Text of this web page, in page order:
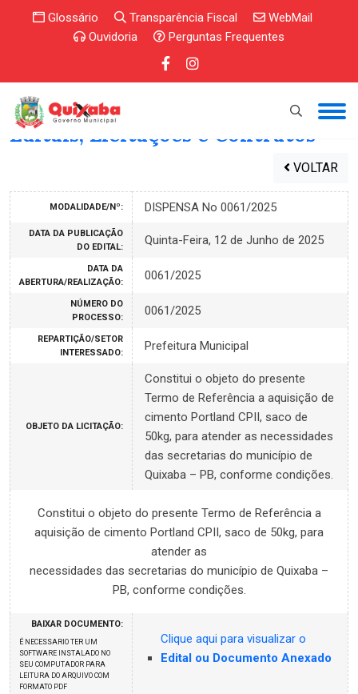
Glossário Transparência Fiscal
WebMail
Ouvidoria
Perguntas Frequentes
Editais, Licitações e Contratos
VOLTAR
MODALIDADE/Nº: DISPENSA No 0061/2025
DATA DA PUBLICAÇÃO
DO EDITAL:
Quinta-Feira, 12 de Junho de 2025
DATA DA
ABERTURA/REALIZAÇÃO:
0061/2025
NÚMERO DO
PROCESSO:
0061/2025
REPARTIÇÃO/SETOR
INTERESSADO:
Prefeitura Municipal
OBJETO DA LICITAÇÃO:
Constitui o objeto do presente
Termo de Referência a aquisição de
cimento Portland CPII, saco de
50kg, para atender as necessidades
das secretarias do município de
Quixaba – PB, conforme condições.
Constitui o objeto do presente Termo de Referência a
aquisição de cimento Portland CPII, saco de 50kg, para
atender as
necessidades das secretarias do município de Quixaba –
PB, conforme condições.
BAIXAR DOCUMENTO:
É NECESSARIO TER UM
SOFTWARE INSTALADO NO
SEU COMPUTADOR PARA
LEITURA DO ARQUIVO COM
FORMATO PDF
Clique aqui para visualizar o
Edital ou Documento Anexado